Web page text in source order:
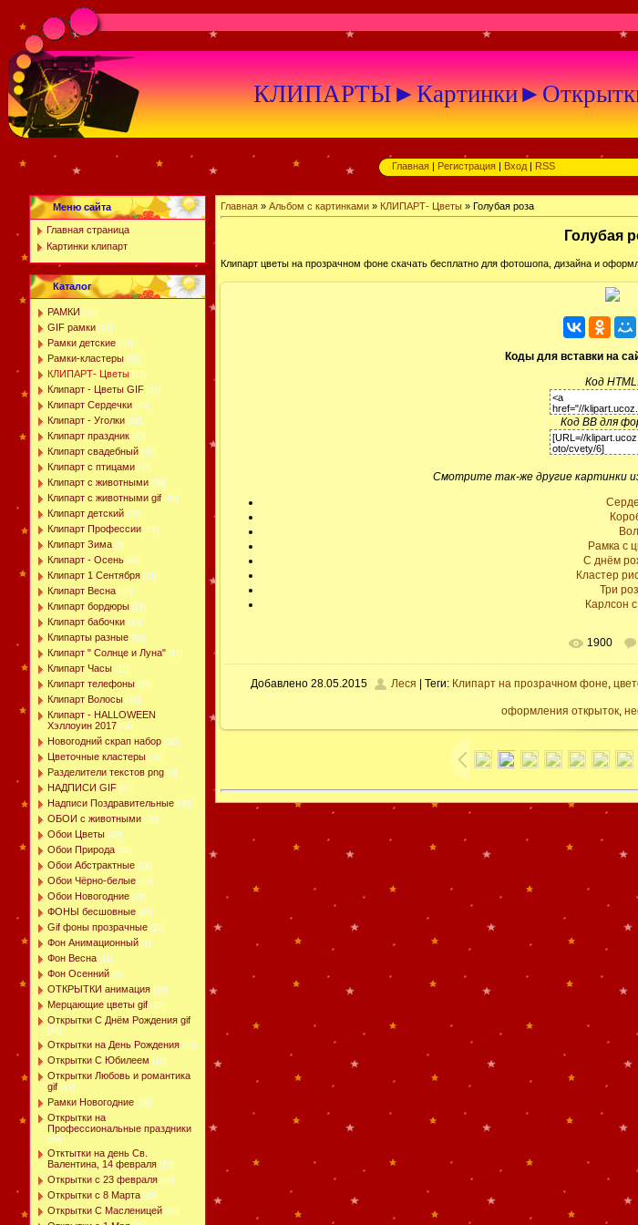
Главная | Регистрация | Вход | RSS
Меню сайта
Главная страница
Картинки клипарт
Каталог
РАМКИ [79]
GIF рамки [47]
Рамки детские [31]
Рамки-кластеры [59]
КЛИПАРТ- Цветы [75]
Клипарт - Цветы GIF [43]
Клипарт Сердечки [18]
Клипарт - Уголки [51]
Клипарт праздник [42]
Клипарт свадебный [10]
Клипарт с птицами [15]
Клипарт с животными [38]
Клипарт с животными gif [49]
Клипарт детский [45]
Клипарт Профессии [17]
Клипарт Зима [9]
Клипарт - Осень [88]
Клипарт 1 Сентября [11]
Клипарт Весна [16]
Клипарт бордюры [19]
Клипарт бабочки [43]
Клипарты разные [50]
Клипарт " Солнце и Луна" [15]
Клипарт Часы [11]
Клипарт телефоны [39]
Клипарт Волосы [10]
Клипарт - HALLOWEEN
Хэллоуин 2017 [24]
Новогодний скрап набор [30]
Цветочные кластеры [36]
Разделители текстов png [9]
НАДПИСИ GIF [41]
Надписи Поздравительные [40]
ОБОИ с животными [28]
Обои Цветы [27]
Обои Природа [59]
Обои Абстрактные [24]
Обои Чёрно-белые [16]
Обои Новогодние [29]
ФОНЫ бесшовные [41]
Gif фоны прозрачные [21]
Фон Анимационный [1]
Фон Весна [11]
Фон Осенний [4]
ОТКРЫТКИ анимация [39]
Мерцающие цветы gif [22]
Открытки С Днём Рождения gif
[44]
Открытки на День Рождения [13]
Открытки С Юбилеем [10]
Открытки Любовь и романтика
gif [43]
Рамки Новогодние [16]
Открытки на
Профессиональные праздники
[48]
Отктытки на день Св.
Валентина, 14 февраля [15]
Открытки с 23 февраля [16]
Открытки с 8 Марта [15]
Открытки С Масленицей [10]
Главная» Альбом с картинками» КЛИПАРТ- Цветы» Голубая роза
Голубая
Клипарт цветы на прозрачном фоне скачать бесплатно для фотошопа, дизайна и
Коды для вставки на
Код
Код BB для
Смотрите так-же другие картинки
Рамка с
C днём
Кластер
Три
Карлсон
1900
Добавлено28.05.2015 Леся | Теги: Клипарт на прозрачном фоне,
оформления открыток,